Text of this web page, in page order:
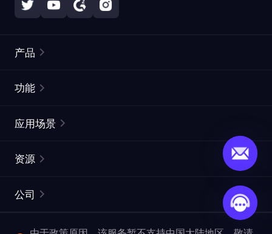
产品
静态住宅代理
网页抓取 API
功能
ISP代理
ProxySite
应用场景
市场研究
资源
常见问题解答
公司